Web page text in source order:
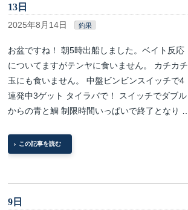
13日
2025年8月14日 釣果
お盆ですね！ 朝5時出船しました。ベイト反応
についてますがテンヤに食いません。 カチカチ
玉にも食いません。 中盤ビンビンスイッチで4
連発中3ゲット タイラバで！ スイッチでダブル
からの青と鯛 制限時間いっぱいで終了となり …
この記事を読む
9日